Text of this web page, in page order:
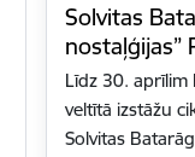
Solvitas
nostaļģijas”
Līdz 30. aprīlim
veltītā izstāžu
Solvitas